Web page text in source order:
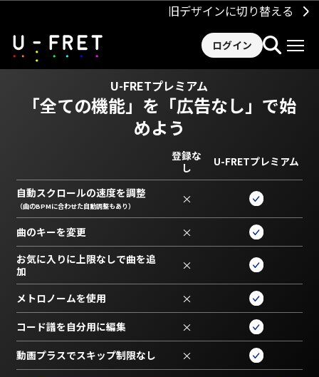
旧デザインに切り替える
ログイン
U-FRETプレミアム
「全ての機能」を 「広告なし」で始
めよう
登録な
し
U-FRETプレミアム
自動スクロールの速度を調整
（曲のBPMに合わせた自動調整もあり） ×
曲のキーを変更 ×
お気に入りに上限なしで曲を追
加
×
メトロノームを使用 ×
コード譜を自分用に編集 ×
動画プラスでスキップ制限なし ×